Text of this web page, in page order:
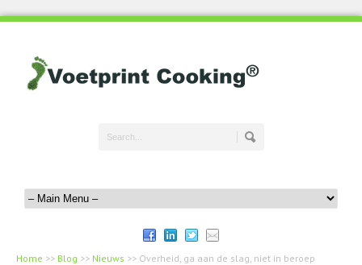
Home >> Blog >> Nieuws >> Overheid, ga aan de slag, niet in beroep